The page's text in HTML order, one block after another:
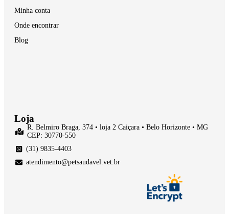
Minha conta
Onde encontrar
Blog
Loja
R. Belmiro Braga, 374 • loja 2 Caiçara • Belo Horizonte • MG
CEP: 30770-550
(31) 9835-4403
atendimento@petsaudavel.vet.br